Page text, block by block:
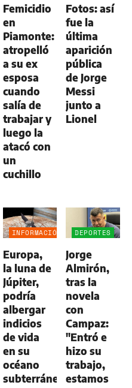
Femicidio
en
Piamonte:
atropelló
a su ex
esposa
cuando
salía de
trabajar y
luego la
atacó con
un
cuchillo
Fotos: así
fue la
última
aparición
pública
de Jorge
Messi
junto a
Lionel
INFORMACIÓN
Europa,
la luna de
Júpiter,
podría
albergar
indicios
de vida
en su
océano
subterráneo
DEPORTES
Jorge
Almirón,
tras la
novela
con
Campaz:
"Entró e
hizo su
trabajo,
estamos